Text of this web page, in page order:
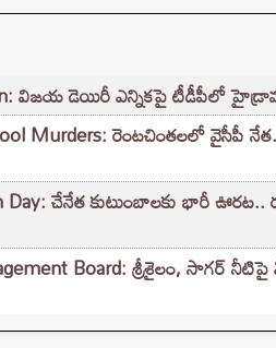
విజయ డెయిరీ ఎన్నికపై టీడీపీలో
Murders: రెంటచింతలలో వైసీపీ
Day: చేనేత కుటుంబాలకు భారీ ఊరట..
Board: శ్రీశైలం, సాగర్